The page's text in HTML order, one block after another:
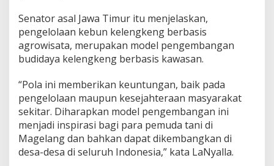
D
i
e
r
p
k
n
d
i
D
Senator asal Jawa Timur itu menjelaskan,
pengelolaan kebun kelengkeng berbasis
agrowisata, merupakan model pengembangan
budidaya kelengkeng berbasis kawasan.
“Pola ini memberikan keuntungan, baik pada
pengelolaan maupun kesejahteraan masyarakat
sekitar. Diharapkan model pengembangan ini
menjadi inspirasi bagi para pemuda tani di
Magelang dan bahkan dapat dikembangkan di
desa-desa di seluruh Indonesia,” kata LaNyalla.